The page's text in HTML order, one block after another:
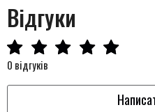
Відгуки
0 відгуків